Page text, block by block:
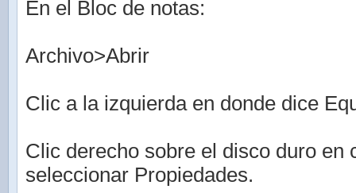
En el Bloc de notas:
Archivo>Abrir
Clic a la izquierda en donde dice
Clic derecho sobre el disco duro en
seleccionar Propiedades.